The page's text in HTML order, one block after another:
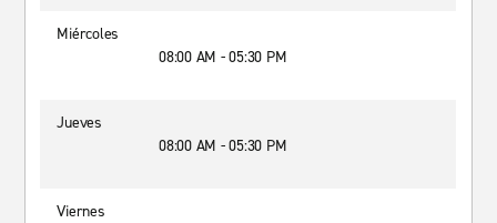
Miércoles
08:00 AM - 05:30 PM
Jueves
08:00 AM - 05:30 PM
Viernes